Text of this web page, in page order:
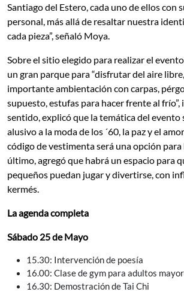
Santiago del Estero, cada uno de ellos con
personal, más allá de resaltar nuestra
cada pieza”, señaló Moya.
Sobre el sitio elegido para realizar el
un gran parque para “disfrutar del aire
importante ambientación con carpas,
supuesto, estufas para hacer frente al frío”,
sentido, explicó que la temática del evento
alusivo a la moda de los ´60, la paz y el
código de vestimenta será una opción
último, agregó que habrá un espacio para
pequeños puedan jugar y divertirse, con
kermés.
La agenda completa
Sábado 25 de Mayo
15.30: Intervención de poesía
16.00: Clase de gym para adultos
16.30: Demostración de Tai Chi